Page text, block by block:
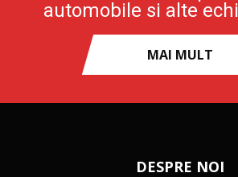
automobile si alte
MAI MULT
DESPRE NOI